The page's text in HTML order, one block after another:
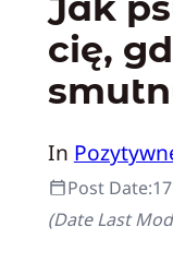
cię,
In
Post Date:
(Date Last